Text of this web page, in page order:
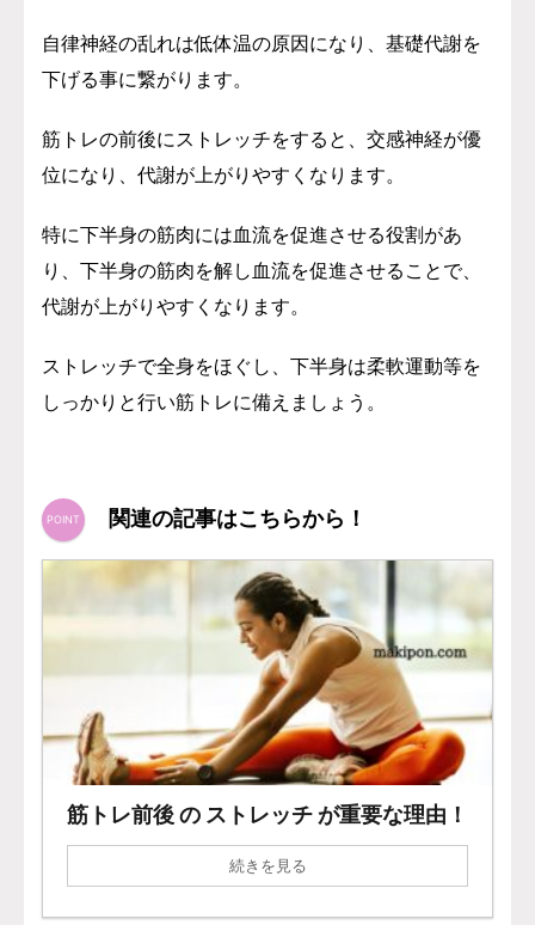
自律神経の乱れは低体温の原因になり、基礎代謝を
下げる事に繋がります。
筋トレの前後にストレッチをすると、交感神経が優
位になり、代謝が上がりやすくなります。
特に下半身の筋肉には血流を促進させる役割があ
り、下半身の筋肉を解し血流を促進させることで、
代謝が上がりやすくなります。
ストレッチで全身をほぐし、 下半身は柔軟運動等を
しっかりと行い筋トレに備えましょう。
関連の記事はこちらから！
筋トレ前後 の ストレッチ が重要な理由！
続きを見る